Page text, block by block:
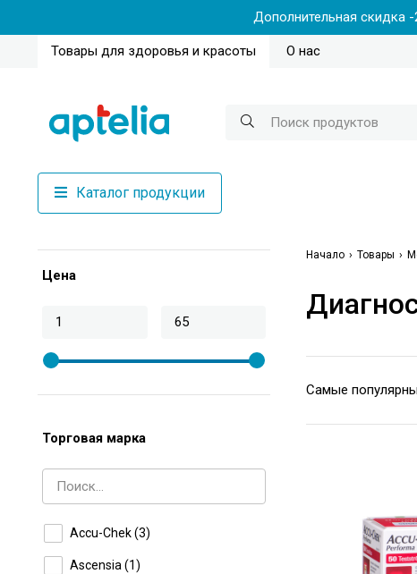
Дополнительная скидка
Товары для здоровья и красоты О нас
Каталог продукции
Цена
Торговая марка
Accu-Chek(3)
Ascensia (1)
Начало Товары